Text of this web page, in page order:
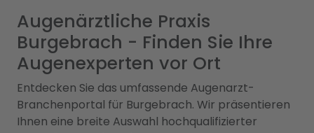
Augenärztliche Praxis
Burgebrach - Finden Sie Ihre
Augenexperten vor Ort
Entdecken Sie das umfassende Augenarzt-
Branchenportal für Burgebrach. Wir präsentieren
Ihnen eine breite Auswahl hochqualifizierter